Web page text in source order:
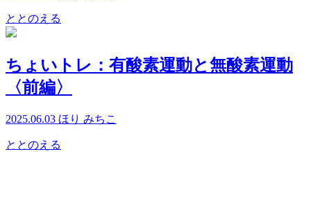
ととのえる
ちょいトレ：有酸素運動と無酸素運動
〈前編〉
2025.06.03 ほり みちこ
ととのえる